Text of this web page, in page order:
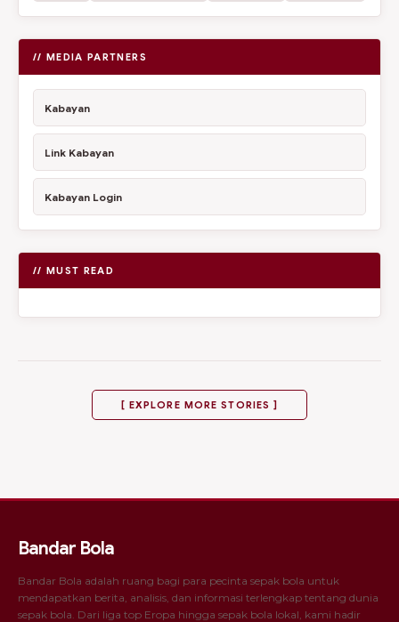
// MEDIA PARTNERS
Kabayan
Link Kabayan
Kabayan Login
// MUST READ
[ EXPLORE MORE STORIES ]
Bandar Bola
Bandar Bola adalah ruang bagi para pecinta sepak bola untuk
mendapatkan berita, analisis, dan informasi terlengkap tentang dunia
sepak bola. Dari liga top Eropa hingga sepak bola lokal, kami hadir